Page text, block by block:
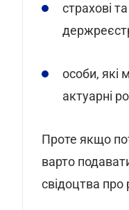
страхові
особи, які
актуарні
Проте якщо
варто
свідоцтва